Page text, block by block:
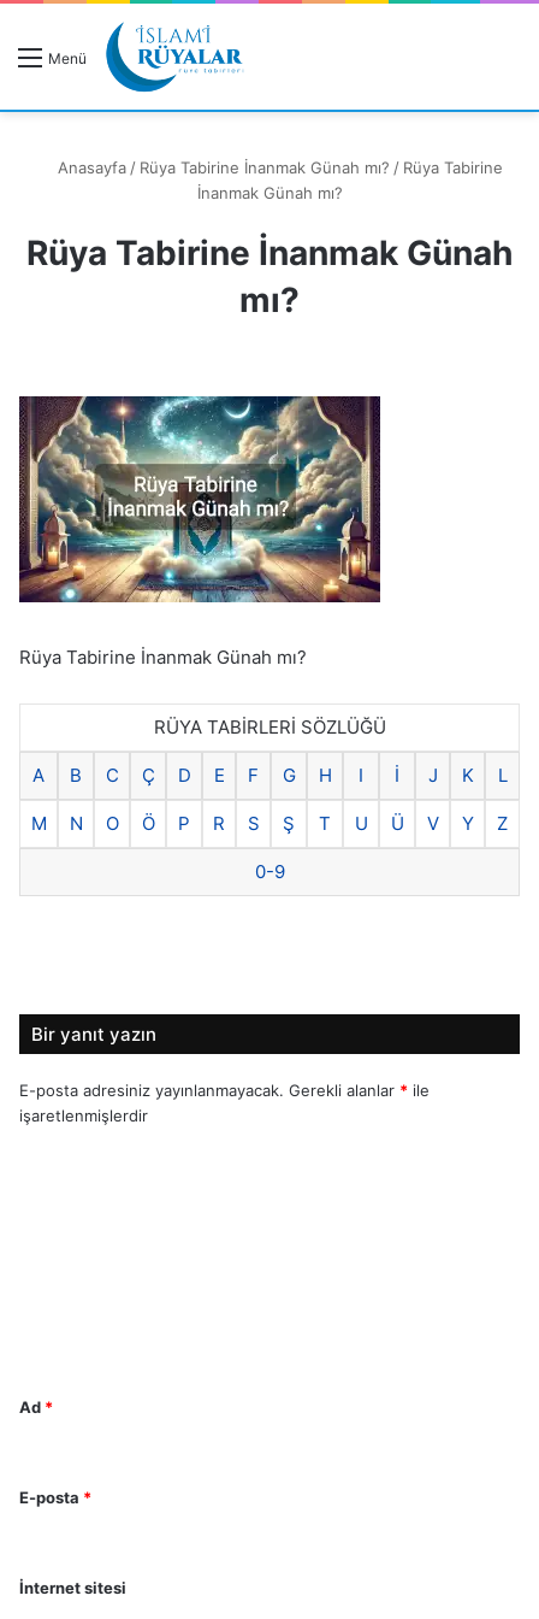
Menü
Anasayfa / Rüya Tabirine İnanmak Günah mı? / Rüya Tabirine
İnanmak Günah mı?
Rüya Tabirine İnanmak Günah
mı?
Rüya Tabirine İnanmak Günah mı?
RÜYA TABİRLERİ SÖZLÜĞÜ
A B C Ç D E F G H I İ J K L
M N O Ö P R S Ş T U Ü V Y Z
0-9
Bir yanıt yazın
E-posta adresiniz yayınlanmayacak. Gerekli alanlar * ile
işaretlenmişlerdir
Ad *
E-posta *
İnternet sitesi
Rüyanızı Arayın